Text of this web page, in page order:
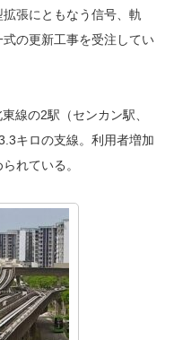
張にともなう信号、軌
の更新工事を受注してい
線の2駅（センカン駅、
キロの支線。利用者増加
れている。